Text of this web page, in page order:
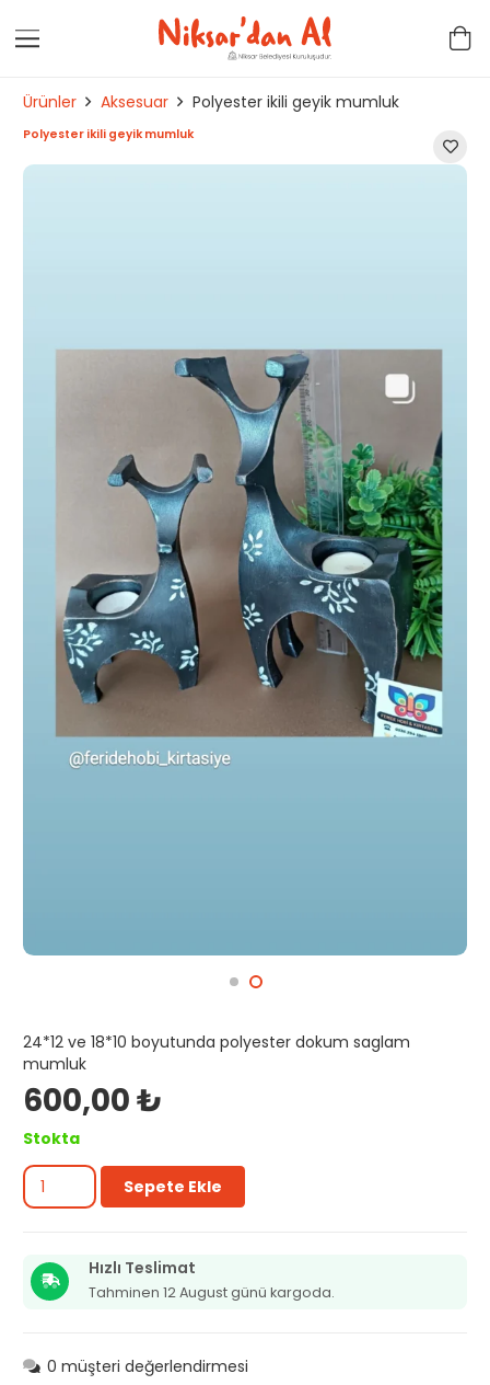
Ürünler Aksesuar Polyester ikili geyik mumluk
Polyester ikili geyik mumluk
24*12 ve 18*10 boyutunda polyester dokum saglam
mumluk
600,00₺
Stokta
Polyester
ikili
adet
Sepete Ekle
Hızlı Teslimat
Tahminen 12 August günü kargoda.
0 müşteri değerlendirmesi